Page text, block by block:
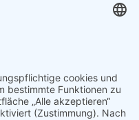
SCHÜTZEN